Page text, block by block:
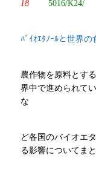
18 5016/K24/
ﾊﾞｲｵｴﾀﾉｰﾙと世界の
農作物を原料とす
界中で進められて
な
ど各国のバイオエ
る影響についてま